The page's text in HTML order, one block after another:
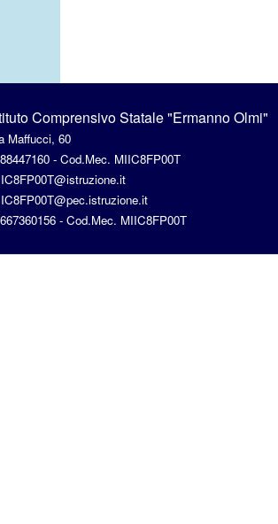
alto contrasto
dimensione testo
Comprensivo Statale "Ermanno Olmi"
Maffucci, 60
- Cod.Mec. MIIC8FP00T
- Cod.Mec. MIIC8FP00T